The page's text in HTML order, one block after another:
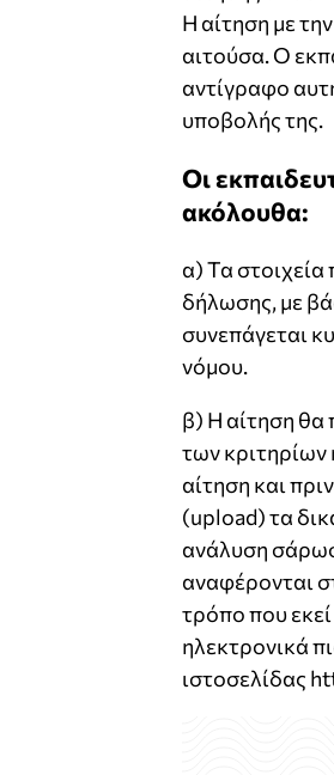
Η αίτηση με
αιτούσα. Ο
αντίγραφο
υποβολής της.
Οι
ακόλουθα:
α) Τα
δήλωσης, με
συνεπάγεται
νόμου.
β) Η αίτηση θα
των
αίτηση και
(upload) τα
ανάλυση
αναφέρονται
τρόπο που εκεί
ηλεκτρονικά
ιστοσελίδας